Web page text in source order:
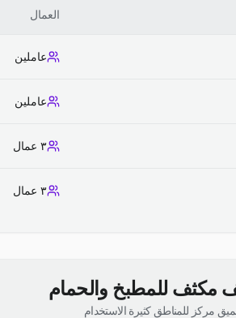
العمال
عاملين
عاملين
٣ عمال
٣ عمال
مكثف للمطبخ والحمام
مركز للمناطق كثيرة الاستخدام